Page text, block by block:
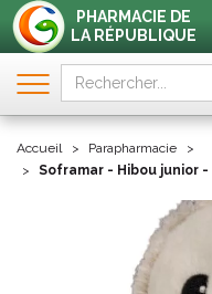
PHARMACIE DE
LA RÉPUBLIQUE
Accueil
Parapharmacie
Soframar - Hibou junior